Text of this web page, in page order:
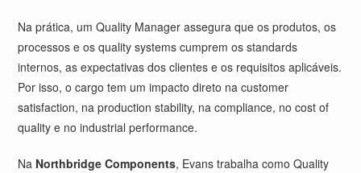
Na prática, um Quality Manager assegura que os produtos, os
processos e os quality systems cumprem os standards
internos, as expectativas dos clientes e os requisitos aplicáveis.
Por isso, o cargo tem um impacto direto na customer
satisfaction, na production stability, na compliance, no cost of
quality e no industrial performance.
Na Northbridge Components, Evans trabalha como Quality